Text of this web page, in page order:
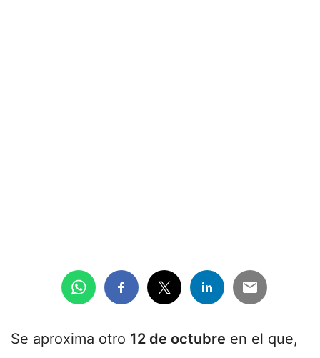
Se aproxima otro 12 de octubre en el que,